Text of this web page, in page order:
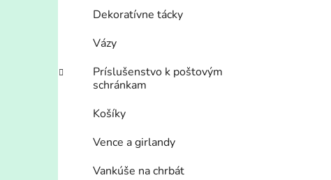
Dekoratívne tácky
Vázy
Príslušenstvo k poštovým
schránkam
Košíky
Vence a girlandy
Vankúše na chrbát